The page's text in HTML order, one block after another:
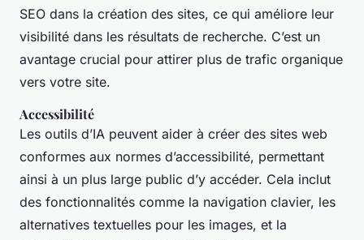
SEO dans la création des sites, ce qui améliore leur
visibilité dans les résultats de recherche. C’est un
avantage crucial pour attirer plus de trafic organique
vers votre site.
Accessibilité
Les outils d’IA peuvent aider à créer des sites web
conformes aux normes d’accessibilité, permettant
ainsi à un plus large public d’y accéder. Cela inclut
des fonctionnalités comme la navigation clavier, les
alternatives textuelles pour les images, et la